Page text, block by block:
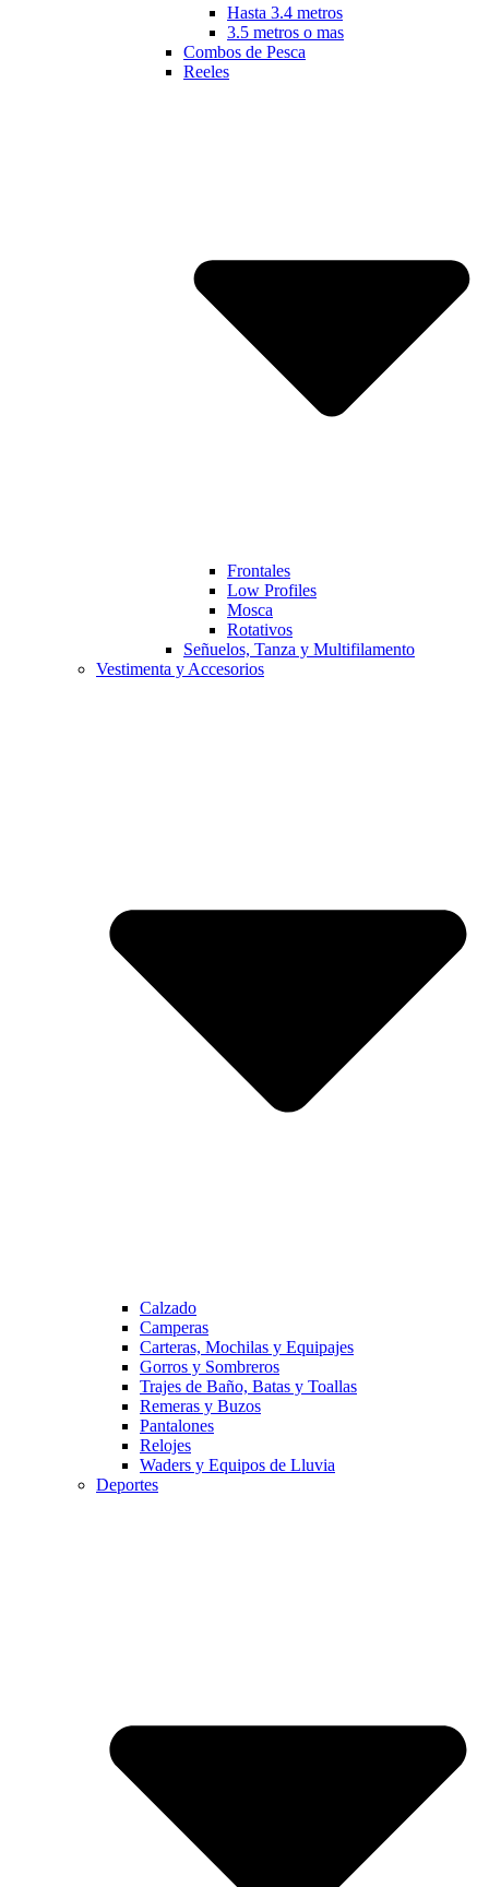
Hasta 3.4 metros
3.5 metros o mas
Combos de Pesca
Reeles
Frontales
Low Profiles
Mosca
Rotativos
Señuelos, Tanza y Multifilamento
Vestimenta y Accesorios
Calzado
Camperas
Carteras, Mochilas y Equipajes
Gorros y Sombreros
Trajes de Baño, Batas y Toallas
Remeras y Buzos
Pantalones
Relojes
Waders y Equipos de Lluvia
Deportes